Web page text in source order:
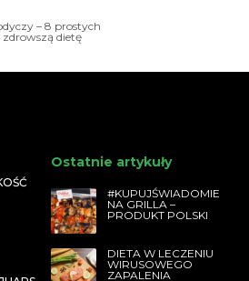
– 8 prostych
dietę
Ostatnie artykuły
#KUPUJŚWIADOMIE
NA GRILLA –
PRODUKT POLSKI
DIETA W LECZENIU
WIRUSOWEGO
ZAPALENIA